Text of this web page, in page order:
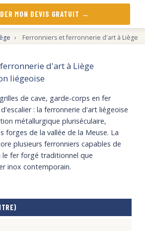
MON DEVIS GRATUIT →
› Ferronniers et ferronnerie d'art à Liège
d'art à Liège
liégeoise
de cave, garde-corps en fer
: la ferronnerie d'art liégeoise
métallurgique pluriséculaire,
forges de la vallée de la Meuse. La
plusieurs ferronniers capables de
le fer forgé traditionnel que
inox contemporain.